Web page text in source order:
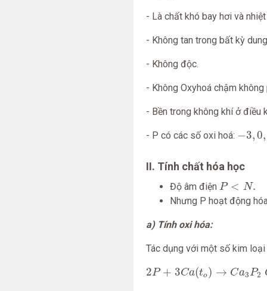
- Là chất khó bay hơi và
- Không tan trong bất kỳ
- Không độc.
- Không Oxyhoá chậm không
- Bền trong không khí ở điều
- P có các số oxi hoá: −3,0,
3, 0,+
II. Tính chất hóa học
Độ âm điện P < N.
P< N
Nhưng P hoạt động
a) Tính oxi hóa:
Tác dụng với một số kim loại
2P + 3Ca(to) → Ca3P2
2P+ 3 Ca( o) → a 3P C